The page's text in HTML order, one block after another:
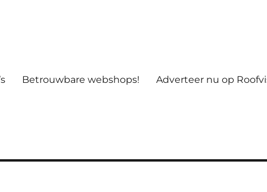
Betrouwbare webshops! Adverteer nu op